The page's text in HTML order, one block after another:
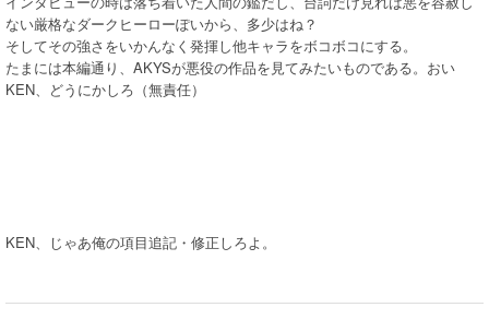
ない厳格なダークヒーローぽいから、多少はね？
そしてその強さをいかんなく発揮し他キャラをボコボコにする。
たまには本編通り、AKYSが悪役の作品を見てみたいものである。おい
KEN、どうにかしろ（無責任）
KEN、じゃあ俺の項目追記・修正しろよ。